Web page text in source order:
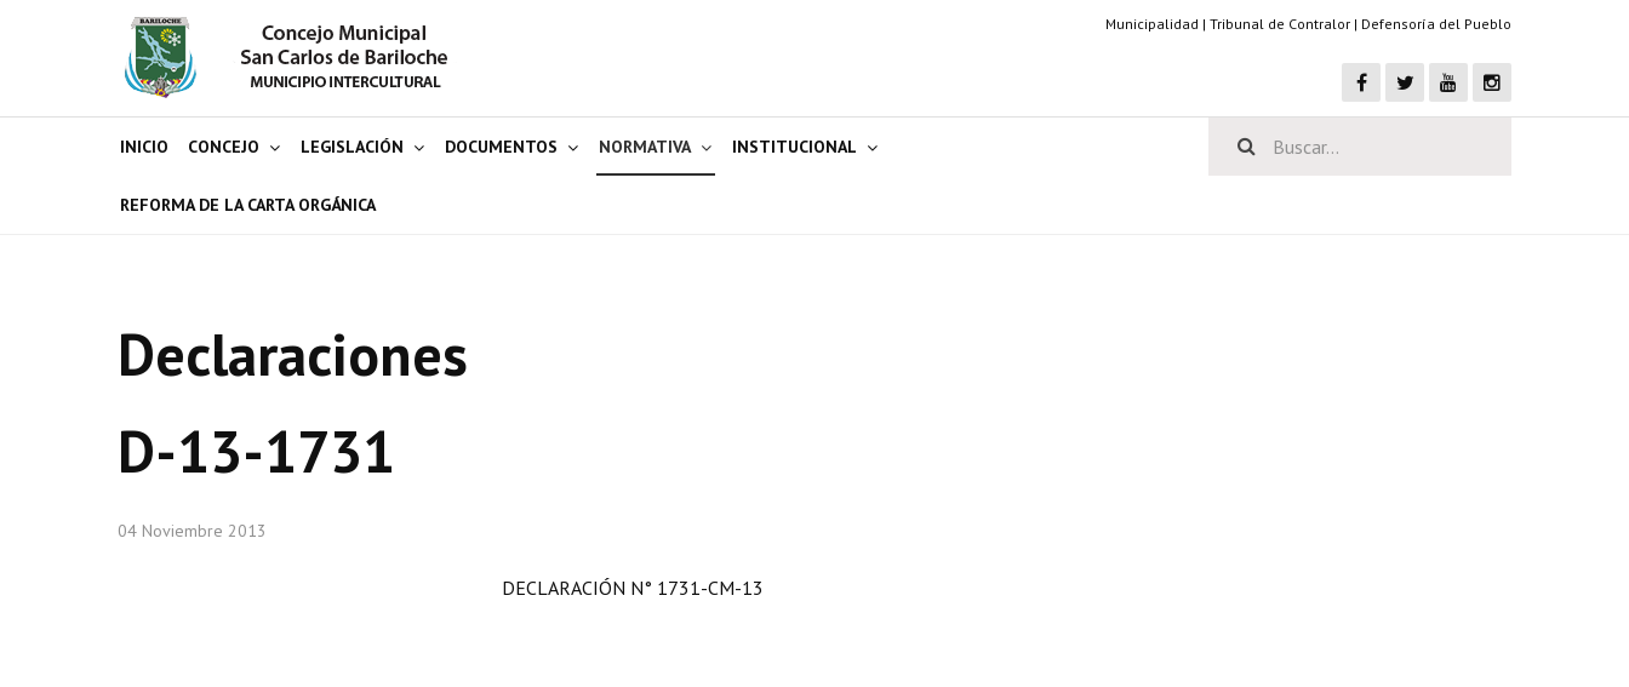
Municipalidad | Tribunal de Contralor | Defensoría del Pueblo
INICIO CONCEJO LEGISLACIÓN DOCUMENTOS NORMATIVA INSTITUCIONAL
REFORMA DE LA CARTA ORGÁNICA
Declaraciones
D-13-1731
04 Noviembre 2013
DECLARACIÓN N° 1731-CM-13